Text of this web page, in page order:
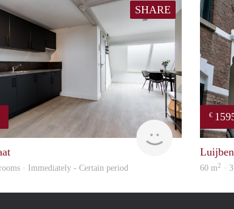
SHARE
Next
· Immediately - Certain period
€
60 m2 ·